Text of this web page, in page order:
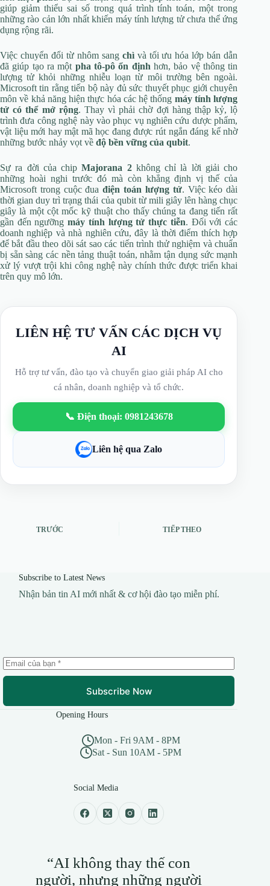
giúp giảm thiểu sai số trong quá trình tính toán, một trong
những rào cản lớn nhất khiến máy tính lượng tử chưa thể ứng
dụng rộng rãi.
Việc chuyển đổi từ nhôm sang chìvà tối ưu hóa lớp bán dẫn
đã giúp tạo ra một pha tô-pô ổn định hơn, bảo vệ thông tin
lượng tử khỏi những nhiễu loạn từ môi trường bên ngoài.
Microsoft tin rằng tiến bộ này đủ sức thuyết phục giới chuyên
môn về khả năng hiện thực hóa các hệ thống máy tính lượng
tử có thể mở rộng. Thay vì phải chờ đợi hàng thập kỷ, lộ
trình đưa công nghệ này vào phục vụ nghiên cứu dược phẩm,
vật liệu mới hay mật mã học đang được rút ngắn đáng kể nhờ
những bước nhảy vọt về độ bền vững của qubit.
Sự ra đời của chipMajorana 2không chỉ là lời giải cho
những hoài nghi trước đó mà còn khẳng định vị thế của
Microsoft trong cuộc đuađiện toán lượng tử. Việc kéo dài
thời gian duy trì trạng thái của qubit từ mili giây lên hàng chục
giây là một cột mốc kỹ thuật cho thấy chúng ta đang tiến rất
gần đến ngưỡngmáy tính lượng tử thực tiễn. Đối với các
doanh nghiệp và nhà nghiên cứu, đây là thời điểm thích hợp
để bắt đầu theo dõi sát sao các tiến trình thử nghiệm và chuẩn
bị sẵn sàng các nền tảng thuật toán, nhằm tận dụng sức mạnh
xử lý vượt trội khi công nghệ này chính thức được triển khai
trên quy mô lớn.
LIÊN HỆ TƯ VẤN CÁC DỊCH VỤ
AI
Hỗ trợ tư vấn, đào tạo và chuyển giao giải pháp AI cho
cá nhân, doanh nghiệp và tổ chức.
📞 Điện thoại: 0981243678
Liên hệ qua Zalo
TRƯỚC TIẾP THEO
Subscribe to Latest News
Nhận bản tin AI mới nhất & cơ hội đào tạo miễn phí.
Subscribe Now
Opening Hours
Mon - Fri 9AM - 8PM
Sat - Sun 10AM - 5PM
Social Media
“AI không thay thế con
người, nhưng những người